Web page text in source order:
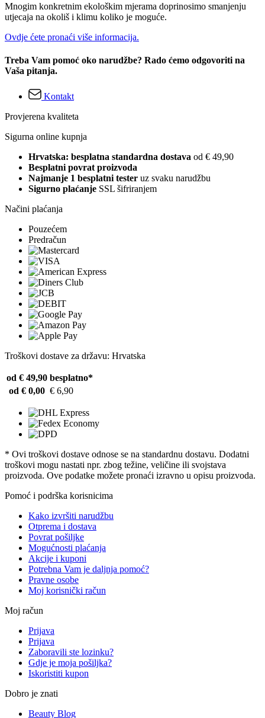
Mnogim konkretnim ekološkim mjerama doprinosimo smanjenju
utjecaja na okoliš i klimu koliko je moguće.
Ovdje ćete pronaći više informacija.
Treba Vam pomoć oko narudžbe? Rado ćemo odgovoriti na
Vaša pitanja.
Kontakt
Provjerena kvaliteta
Sigurna online kupnja
Hrvatska: besplatna standardna dostava od € 49,90
Besplatni povrat proizvoda
Najmanje 1 besplatni tester uz svaku narudžbu
Sigurno plaćanje SSL šifriranjem
Načini plaćanja
Pouzećem
Predračun
Troškovi dostave za državu: Hrvatska
od € 49,90 besplatno*
od € 0,00 € 6,90
* Ovi troškovi dostave odnose se na standardnu ​​dostavu. Dodatni
troškovi mogu nastati npr. zbog težine, veličine ili svojstava
proizvoda. Ove podatke možete pronaći izravno u opisu proizvoda.
Pomoć i podrška korisnicima
Kako izvršiti narudžbu
Otprema i dostava
Povrat pošiljke
Mogućnosti plaćanja
Akcije i kuponi
Potrebna Vam je daljnja pomoć?
Pravne osobe
Moj korisnički račun
Moj račun
Prijava
Prijava
Zaboravili ste lozinku?
Gdje je moja pošiljka?
Iskoristiti kupon
Dobro je znati
Beauty Blog